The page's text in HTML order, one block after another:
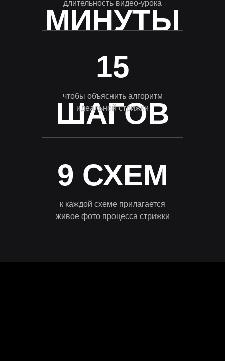
МИНУТЫ
длительность видео-урока
15
ШАГОВ
чтобы объяснить алгоритм
идеальной стрижки
9 СХЕМ
к каждой схеме прилагается
живое фото процесса стрижки